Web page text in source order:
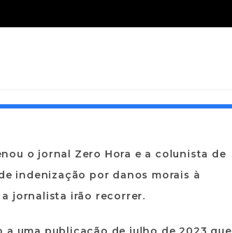
o jornal Zero Hora e a colunista de
indenização por danos morais à
a jornalista irão recorrer.